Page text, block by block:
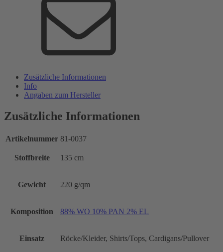
Zusätzliche Informationen
Info
Angaben zum Hersteller
Zusätzliche Informationen
Artikelnummer 81-0037
Stoffbreite 135 cm
Gewicht 220 g/qm
Komposition 88% WO 10% PAN 2% EL
Einsatz Röcke/Kleider, Shirts/Tops, Cardigans/Pullover